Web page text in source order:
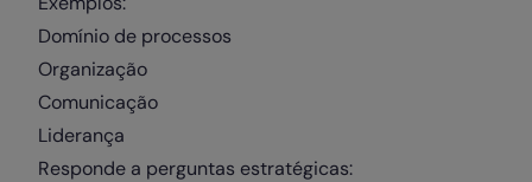
Domínio de processos
Organização
Comunicação
Liderança
Responde a perguntas estratégicas: